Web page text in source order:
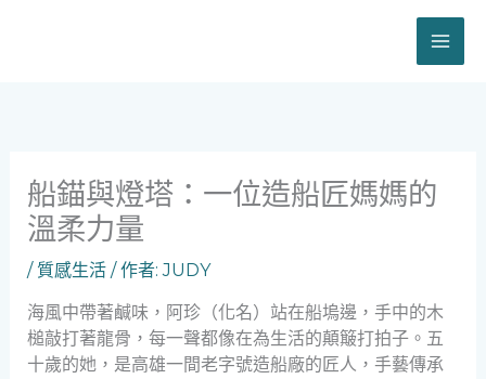
船錨與燈塔：一位造船匠媽媽的
溫柔力量
/ 質感生活/ 作者:JUDY
海風中帶著鹹味，阿珍（化名）站在船塢邊，手中的木
槌敲打著龍骨，每一聲都像在為生活的顛簸打拍子。五
十歲的她，是高雄一間老字號造船廠的匠人，手藝傳承